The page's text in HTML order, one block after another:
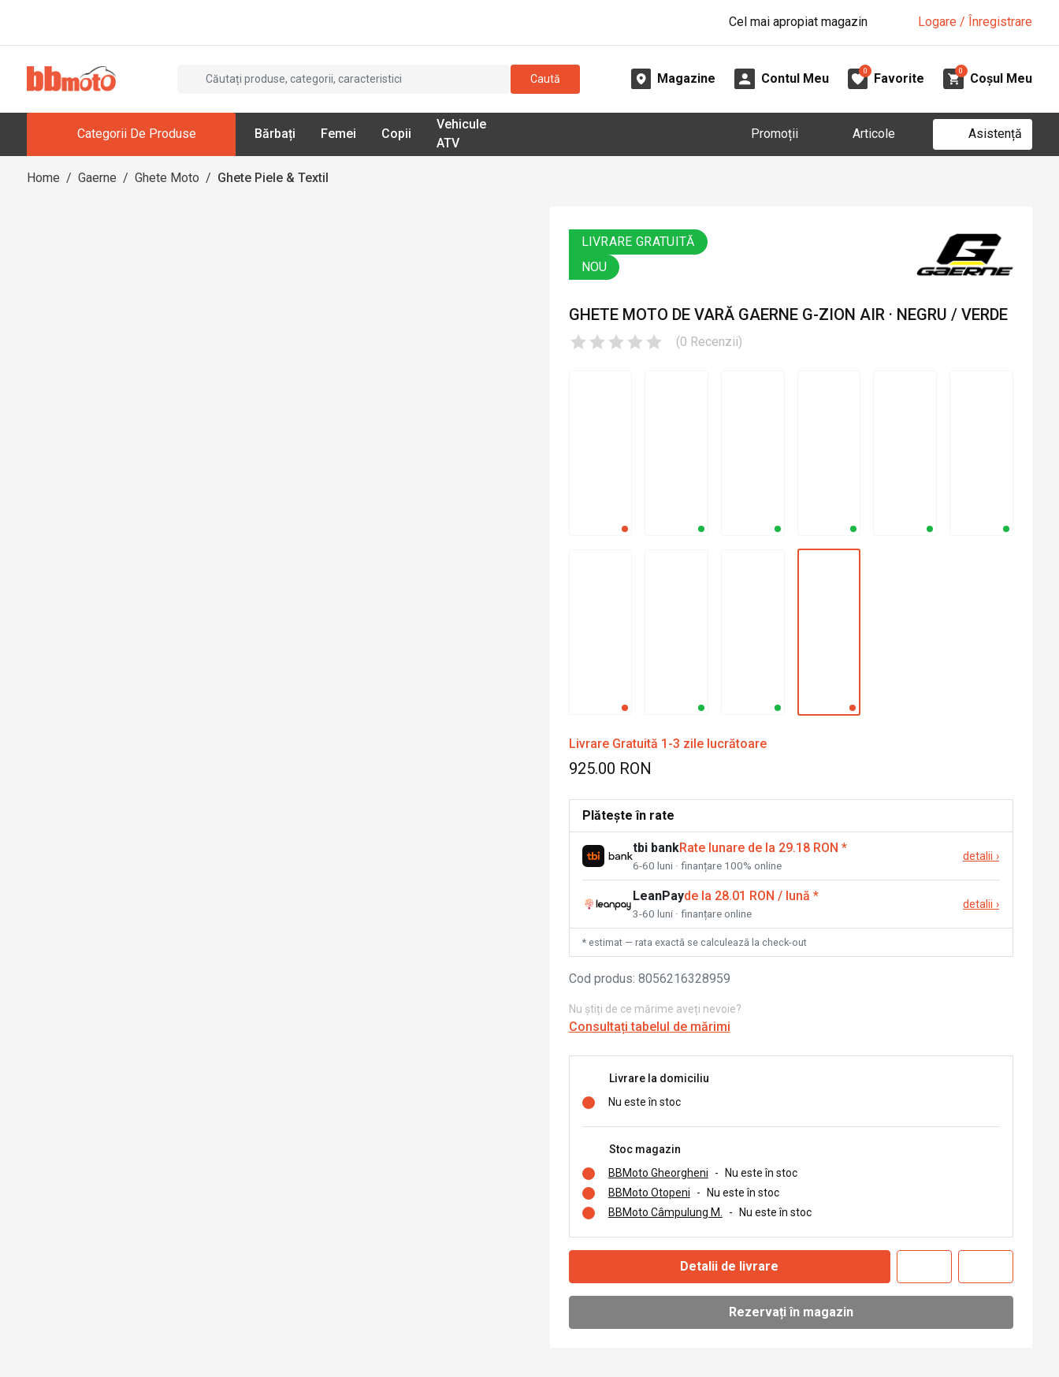
Cel mai apropiat magazin Logare / Înregistrare
Caută Magazine Contul Meu
0
Favorite
0
Coșul Meu
Categorii De Produse Bărbați Femei Copii
Vehicule
ATV
Promoții Articole Asistență
Home / Gaerne / Ghete Moto / Ghete Piele & Textil
LIVRARE GRATUITĂ
NOU
GHETE MOTO DE VARĂ GAERNE G-ZION AIR · NEGRU / VERDE
(0 Recenzii)
Livrare Gratuită 1-3 zile lucrătoare
925.00 RON
Plătește în rate
tbi bankRate lunare de la 29.18 RON *
6-60 luni · finanțare 100% online
detalii ›
LeanPayde la 28.01 RON / lună *
3-60 luni · finanțare online
detalii ›
* estimat — rata exactă se calculează la check-out
Cod produs: 8056216328959
Nu știți de ce mărime aveți nevoie?
Consultați tabelul de mărimi
Livrare la domiciliu
Nu este în stoc
Stoc magazin
BBMoto Gheorgheni
-
Nu este în stoc
BBMoto Otopeni
-
Nu este în stoc
BBMoto Câmpulung M.
- Nu este în stoc
Detalii de livrare
Rezervați în magazin